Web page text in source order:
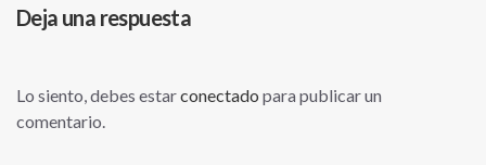
Deja una respuesta
Lo siento, debes estarconectado para publicar un
comentario.